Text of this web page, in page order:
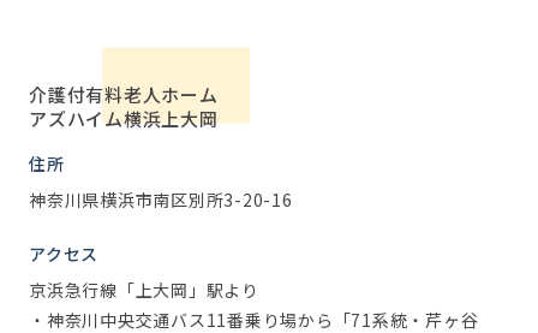
介護付有料老人ホーム
アズハイム横浜上大岡
住所
神奈川県横浜市南区別所3-20-16
アクセス
京浜急行線「上大岡」駅より
・神奈川中央交通バス11番乗り場から「71系統・芹ヶ谷